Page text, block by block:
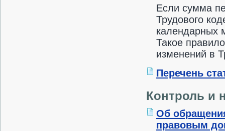
Если сумма
Трудового
календарных
Такое
изменений в
Перечень
Контроль и
Об
правовым